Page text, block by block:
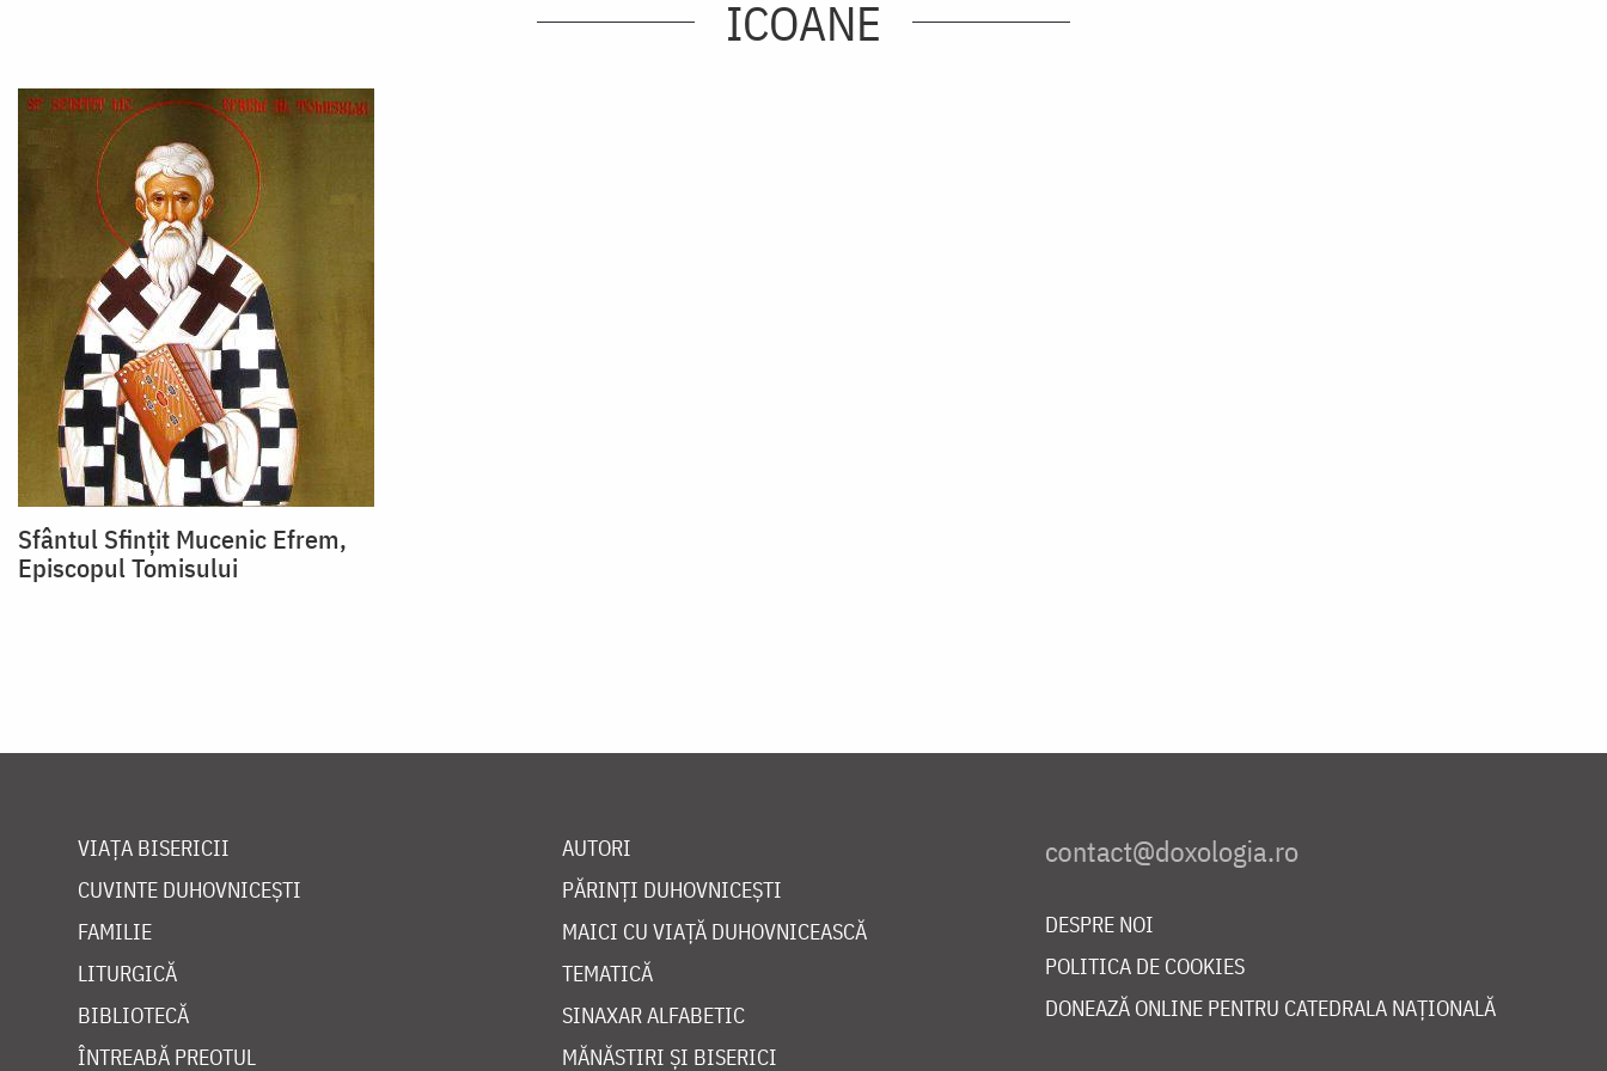
ICOANE
Sfântul Sfinţit Mucenic Efrem,
Episcopul Tomisului
VIAȚA BISERICII
CUVINTE DUHOVNICEȘTI
FAMILIE
LITURGICĂ
BIBLIOTECĂ
ÎNTREABĂ PREOTUL
AUTORI
PĂRINȚI DUHOVNICEȘTI
MAICI CU VIAȚĂ DUHOVNICEASCĂ
TEMATICĂ
SINAXAR ALFABETIC
MĂNĂSTIRI ȘI BISERICI
DESPRE NOI
POLITICA DE COOKIES
DONEAZĂ ONLINE PENTRU CATEDRALA NAȚIONALĂ